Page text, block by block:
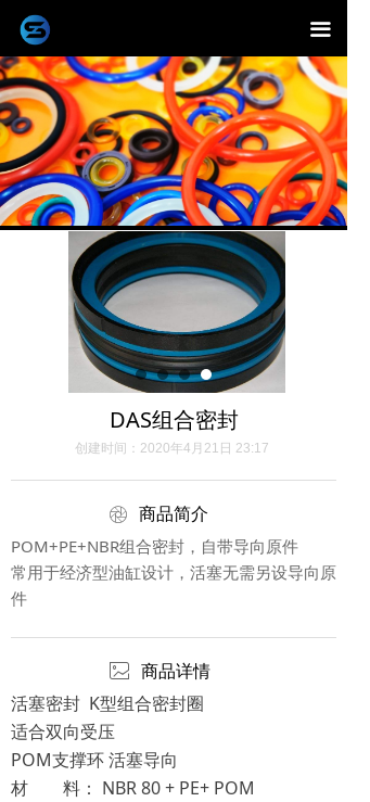
끀
DAS组合密封
商品简介
创建时间： 2020年4月21日 23:17
POM+PE+NBR组合密封，自带导向原件
常用于经济型油缸设计，活塞无需另设导向原
件
商品详情
活塞密封 K型组合密封圈
适合双向受压
POM支撑环 活塞导向
材 料： NBR 80 + PE+ POM
ꁵ
ꂈ